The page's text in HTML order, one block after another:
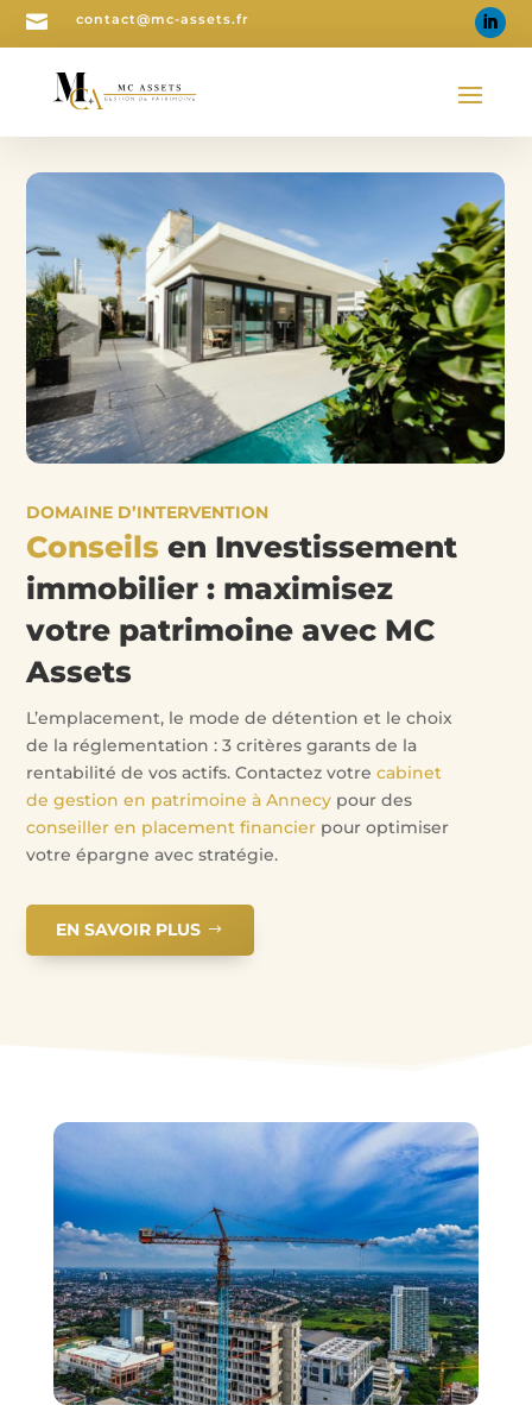
 contact@mc-assets.fr
DOMAINE D’INTERVENTION
Conseils en Investissement
immobilier : maximisez
votre patrimoine avec MC
Assets
L’emplacement, le mode de détention et le choix
de la réglementation : 3 critères garants de la
rentabilité de vos actifs. Contactez votrecabinet
de gestion en patrimoine à Annecy pour des
conseiller en placement financier pour optimiser
votre épargne avec stratégie.
EN SAVOIR PLUS